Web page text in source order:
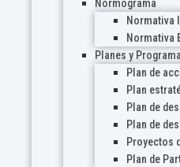
Normograma
Normativa
Normativa
Planes y
Plan de
Plan
Plan de
Plan de
Proyectos
Plan de